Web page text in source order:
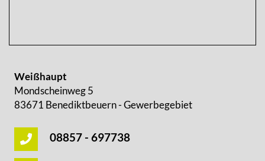
Weißhaupt
Mondscheinweg 5
83671 Benediktbeuern - Gewerbegebiet
08857 - 697738